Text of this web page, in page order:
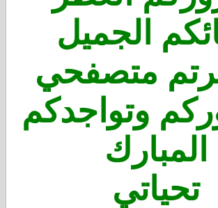
الجميل
متصفحي
وتواجدكم
المبارك
تحياتي